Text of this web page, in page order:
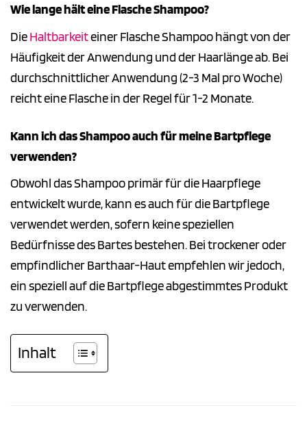
Wie lange hält eine Flasche Shampoo?
DieHaltbarkeiteiner Flasche Shampoo hängt von der
Häufigkeit der Anwendung und der Haarlänge ab. Bei
durchschnittlicher Anwendung (2-3 Mal pro Woche)
reicht eine Flasche in der Regel für 1-2 Monate.
Kann ich das Shampoo auch für meine Bartpflege
verwenden?
Obwohl das Shampoo primär für die Haarpflege
entwickelt wurde, kann es auch für die Bartpflege
verwendet werden, sofern keine speziellen
Bedürfnisse des Bartes bestehen. Bei trockener oder
empfindlicher Barthaar-Haut empfehlen wir jedoch,
ein speziell auf die Bartpflege abgestimmtes Produkt
zu verwenden.
Inhalt